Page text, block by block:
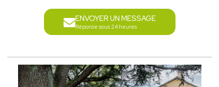
ENVOYER UN MESSAGE
Réponse sous 24 heures